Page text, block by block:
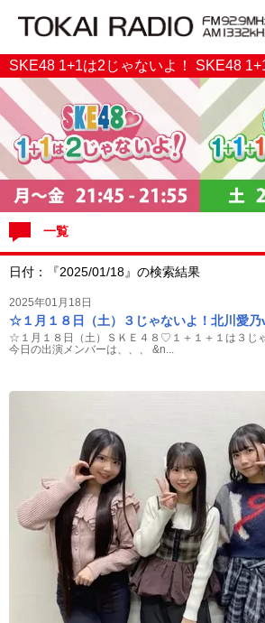
SKE48 1+1は2じゃないよ！ SKE48
一覧
日付：『2025/01/18』の検索結果
2025年01月18日
☆１月１８日（土）３じゃないよ！北川愛
☆１月１８日（土）ＳＫＥ４８♡１＋１＋１は３じ
今日の出演メンバーは、、、 &n...